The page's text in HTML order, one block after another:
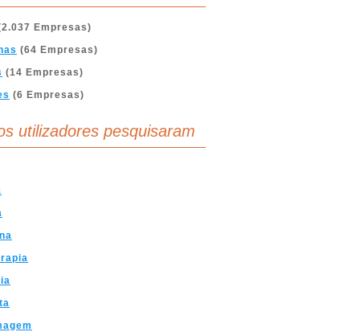
Empresas)
(64 Empresas)
(14 Empresas)
(6 Empresas)
utilizadores pesquisaram